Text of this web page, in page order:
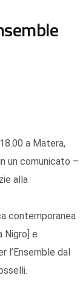
a Matera,
un comunicato –
alla
contemporanea
Nigro] e
l’Ensemble dal